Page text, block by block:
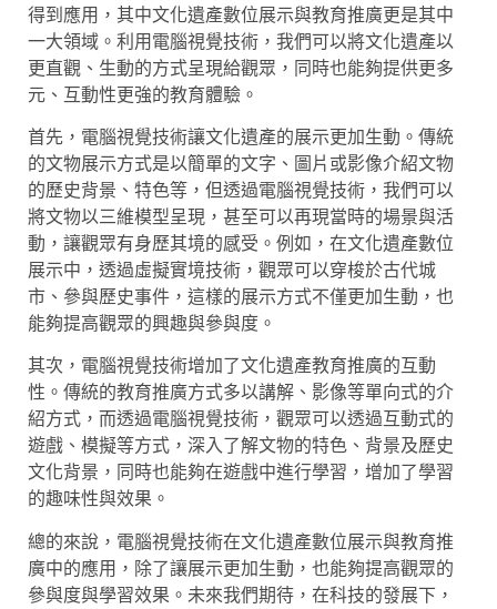
得到應用，其中文化遺產數位展示與教育推廣更是其中
一大領域。利用電腦視覺技術，我們可以將文化遺產以
更直觀、生動的方式呈現給觀眾，同時也能夠提供更多
元、互動性更強的教育體驗。
首先，電腦視覺技術讓文化遺產的展示更加生動。傳統
的文物展示方式是以簡單的文字、圖片或影像介紹文物
的歷史背景、特色等，但透過電腦視覺技術，我們可以
將文物以三維模型呈現，甚至可以再現當時的場景與活
動，讓觀眾有身歷其境的感受。例如，在文化遺產數位
展示中，透過虛擬實境技術，觀眾可以穿梭於古代城
市、參與歷史事件，這樣的展示方式不僅更加生動，也
能夠提高觀眾的興趣與參與度。
其次，電腦視覺技術增加了文化遺產教育推廣的互動
性。傳統的教育推廣方式多以講解、影像等單向式的介
紹方式，而透過電腦視覺技術，觀眾可以透過互動式的
遊戲、模擬等方式，深入了解文物的特色、背景及歷史
文化背景，同時也能夠在遊戲中進行學習，增加了學習
的趣味性與效果。
總的來說，電腦視覺技術在文化遺產數位展示與教育推
廣中的應用，除了讓展示更加生動，也能夠提高觀眾的
參與度與學習效果。未來我們期待，在科技的發展下，